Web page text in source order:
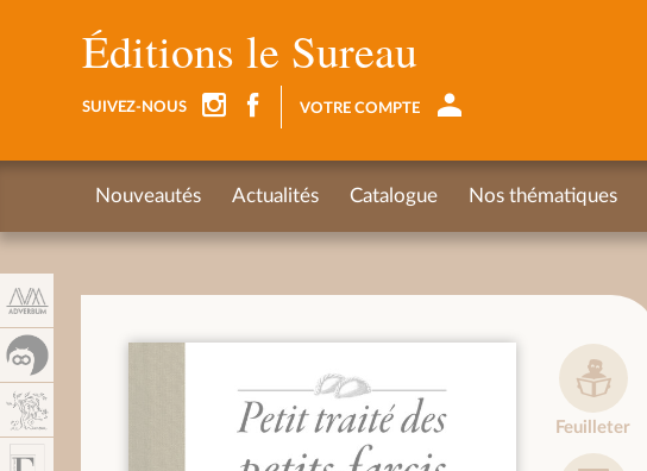
Feuilleter
Éditions le Sureau
SUIVEZ-NOUS VOTRE COMPTE
Nouveautés Actualités Catalogue Nos thématiques